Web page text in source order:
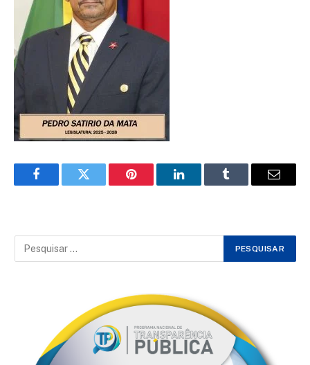
FacebookTwitter Pinterest LinkedInTumblr Email